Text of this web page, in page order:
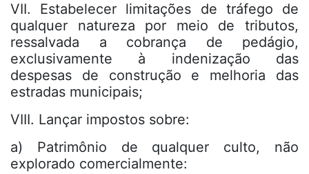
VII. Estabelecer limitações de tráfego de
qualquer natureza por meio de tributos,
ressalvada a cobrança de pedágio,
exclusivamente à indenização das
despesas de construção e melhoria das
estradas municipais;
VIII. Lançar impostos sobre:
a) Patrimônio de qualquer culto, não
explorado comercialmente: